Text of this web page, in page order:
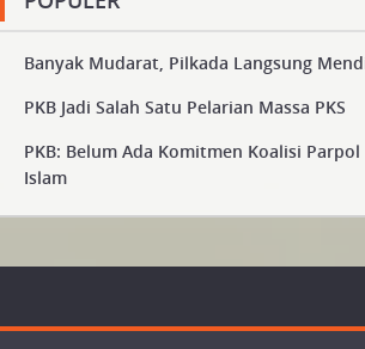
Banyak Mudarat, Pilkada Langsung
PKB Jadi Salah Satu Pelarian Massa PKS
PKB: Belum Ada Komitmen Koalisi Parpol
Islam